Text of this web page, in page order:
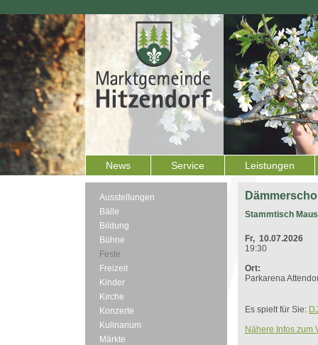
News Service Leistungen
Ausstellungen
Bälle
Bildung
Bühne
Feste
Freizeit
Kinder
Kirche
Konzerte
Kulinarium
Märkte
Stammtisch
Fr, 10.07.2026
19:30
Ort:
Parkarena
Es spielt für Sie:
Nähere Infos zum